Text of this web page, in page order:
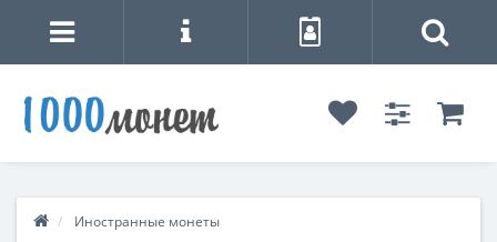
Иностранные монеты